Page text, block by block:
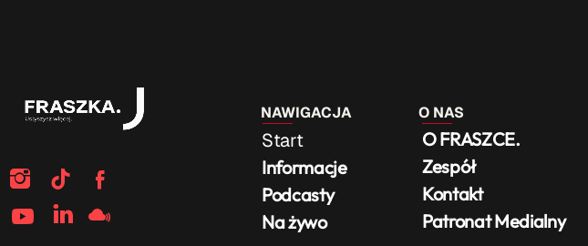
Start
Informacje
Podcasty
Na żywo
O FRASZCE.
Zespół
Kontakt
Patronat Medialny
NAWIGACJA O NAS